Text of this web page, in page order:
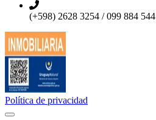
(+598) 2628 3254 / 099 884 544
Política de privacidad